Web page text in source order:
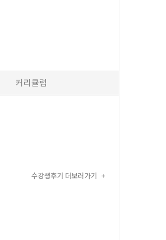
커리큘럼
수강생후기 더보러가기
+